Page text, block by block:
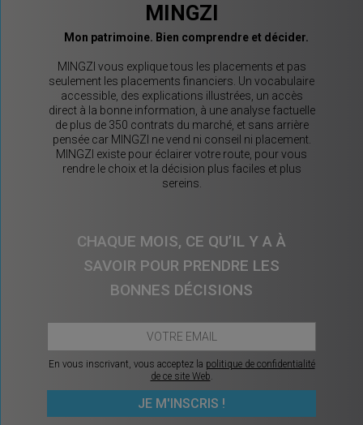
MINGZI
Mon patrimoine. Bien comprendre et décider.
MINGZI vous explique tous les placements et pas
seulement les placements financiers. Un vocabulaire
accessible, des explications illustrées, un accès
direct à la bonne information, à une analyse factuelle
de plus de 350 contrats du marché, et sans arrière
pensée car MINGZI ne vend ni conseil ni placement.
MINGZI existe pour éclairer votre route, pour vous
rendre le choix et la décision plus faciles et plus
sereins.
CHAQUE MOIS, CE QU’IL Y A À
SAVOIR POUR PRENDRE LES
BONNES DÉCISIONS
En vous inscrivant, vous acceptez la politique de confidentialité
de ce site Web.